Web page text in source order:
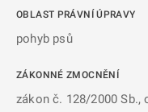
OBLAST PRÁVNÍ ÚPRAVY
pohyb psů
ZÁKONNÉ ZMOCNĚNÍ
zákon č. 128/2000